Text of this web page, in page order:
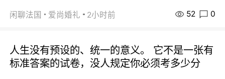
闲聊法国 爱尚婚礼 2小时前 52 0
人生没有预设的、统一的意义。 它不是一张有
标准答案的试卷，没人规定你必须考多少分